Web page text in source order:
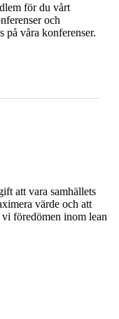
för du vårt
och
på våra konferenser.
att vara samhällets
värde och att
föredömen inom lean